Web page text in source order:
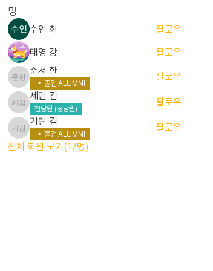
명
수인 최
팔로우
태영 강
팔로우
준서 한
준서 한
졸업 ALUMNI
팔로우
세민 김
세민 김
현당원 (정당원)
팔로우
기린 김
기린 김
졸업 ALUMNI
팔로우
전체 회원 보기(17명)